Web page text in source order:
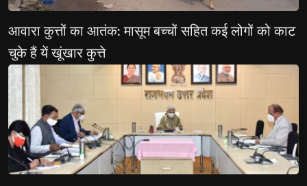
आवारा कुत्तों का आतंक: मासूम बच्चों सहित कई लोगों को काट
चुके हैं यें खूंखार कुत्ते